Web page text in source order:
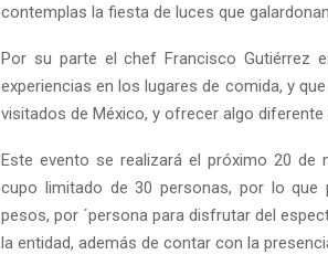
contemplas la fiesta de luces que
Por su parte el chef Francisco Gutiérrez
experiencias en los lugares de comida, y
visitados de México, y ofrecer algo
Este evento se realizará el próximo 20 de
cupo limitado de 30 personas, por lo
pesos, por ´persona para disfrutar del
la entidad, además de contar con la